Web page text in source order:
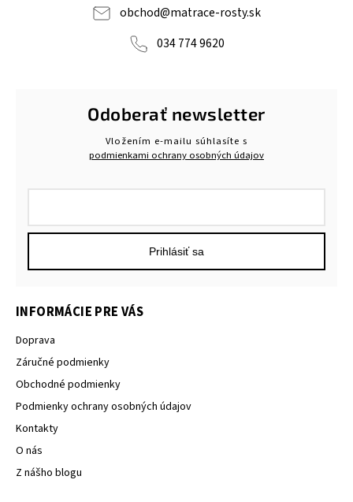
obchod@matrace-rosty.sk
034 774 9620
Odoberať newsletter
Vložením e-mailu súhlasíte s
podmienkami ochrany osobných údajov
Prihlásiť sa
INFORMÁCIE PRE VÁS
Doprava
Záručné podmienky
Obchodné podmienky
Podmienky ochrany osobných údajov
Kontakty
O nás
Z nášho blogu